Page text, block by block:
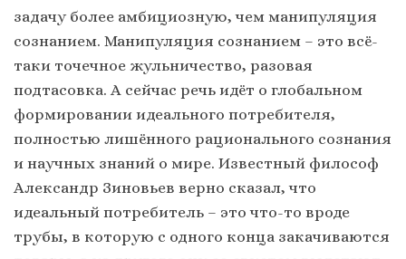
задачу более амбициозную, чем манипуляция
сознанием. Манипуляция сознанием – это всё-
таки точечное жульничество, разовая
подтасовка. А сейчас речь идёт о глобальном
формировании идеального потребителя,
полностью лишённого рационального сознания
и научных знаний о мире. Известный философ
Александр Зиновьев верно сказал, что
идеальный потребитель – это что-то вроде
трубы, в которую с одного конца закачиваются